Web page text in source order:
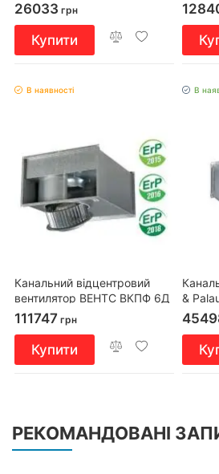
26033 грн
Купити
В наявності
Канальний відцентровий
вентилятор ВЕНТС ВКПФ 6Д
1000х500
111747 грн
Купити
В
&
РЕКОМАНДОВАНІ